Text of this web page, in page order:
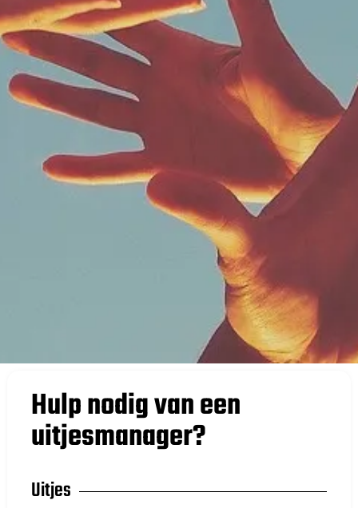
Hulp nodig van een
uitjesmanager?
Uitjes